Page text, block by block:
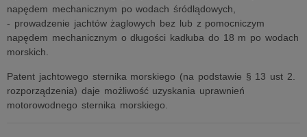
napędem mechanicznym po wodach śródlądowych,
- prowadzenie jachtów żaglowych bez lub z pomocniczym
napędem mechanicznym o długości kadłuba do 18 m po wodach
morskich.
Patent jachtowego sternika morskiego (na podstawie § 13 ust 2.
rozporządzenia) daje możliwość uzyskania uprawnień
motorowodnego sternika morskiego.